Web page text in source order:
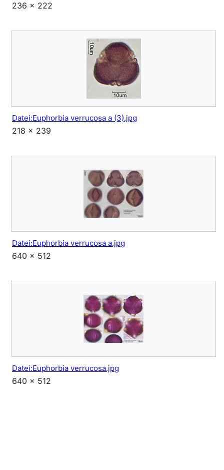
236 × 222
Datei:Euphorbia verrucosa a (3).jpg
218 × 239
Datei:Euphorbia verrucosa a.jpg
640 × 512
Datei:Euphorbia verrucosa.jpg
640 × 512